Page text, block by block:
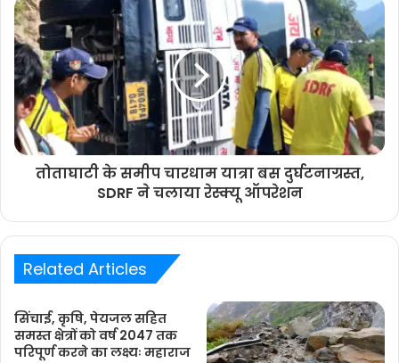
तोताघाटी के समीप चारधाम यात्रा बस दुर्घटनाग्रस्त,
SDRF ने चलाया रेस्क्यू ऑपरेशन
Related Articles
सिंचाई, कृषि, पेयजल सहित
समस्त क्षेत्रों को वर्ष 2047 तक
परिपूर्ण करने का लक्ष्यः महाराज